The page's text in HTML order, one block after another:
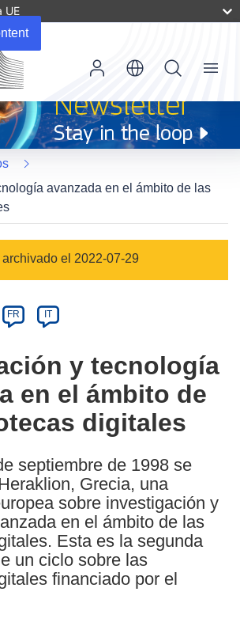
UE
Menu
avanzada en el ámbito de las
el 2022-07-29
FR IT
y tecnología
en el ámbito de
digitales
septiembre de 1998 se
Grecia, una
sobre investigación y
en el ámbito de las
Esta es la segunda
un ciclo sobre las
financiado por el